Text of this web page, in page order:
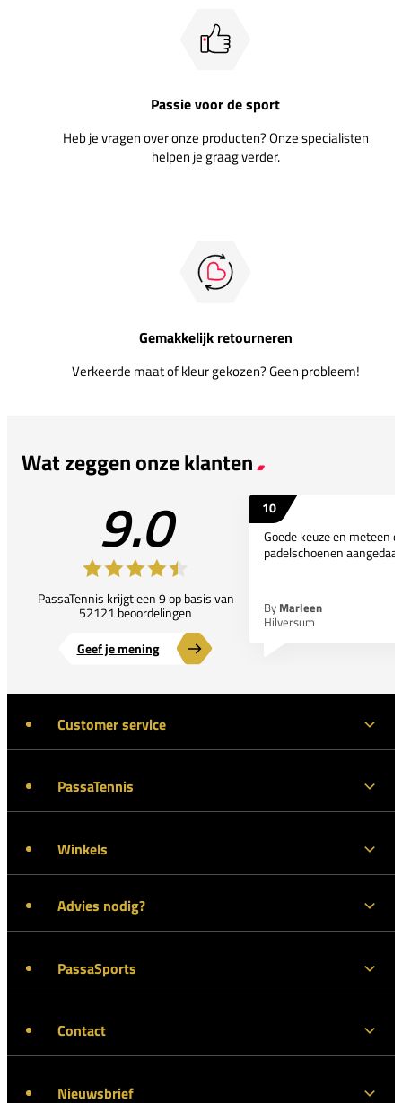
Passie voor de sport
Heb je vragen over onze producten? Onze specialisten
helpen je graag verder.
Gemakkelijk retourneren
Verkeerde maat of kleur gekozen? Geen probleem!
Wat zeggen onze klanten
9.0
PassaTennis krijgt een 9 op basis van
52121 beoordelingen
Geef je mening
10
Goede keuze en meteen
padelschoenen
By Marleen
Hilversum
Customer service
PassaTennis
Winkels
Advies nodig?
PassaSports
Contact
Nieuwsbrief